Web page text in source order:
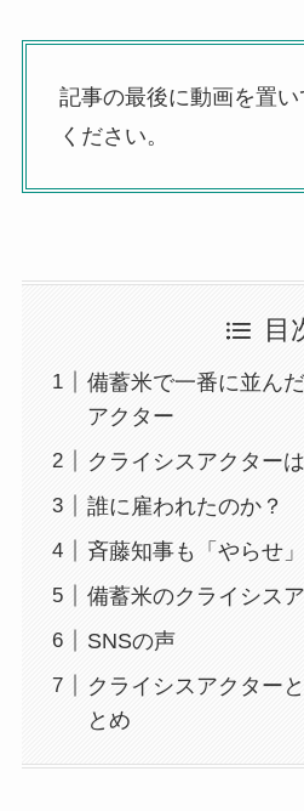
記事の最後に動画を置
ください。
目
備蓄米で一番に並ん
アクター
クライシスアクター
誰に雇われたのか？
斉藤知事も「やらせ
備蓄米のクライシス
SNSの声
クライシスアクター
とめ